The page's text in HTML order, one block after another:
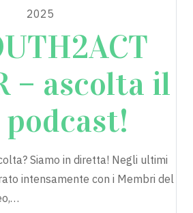
2025
– ascolta il
Siamo in diretta! Negli ultimi
intensamente con i Membri del